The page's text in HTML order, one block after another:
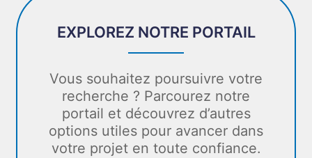
EXPLOREZ NOTRE PORTAIL
Vous souhaitez poursuivre votre
recherche ? Parcourez notre
portail et découvrez d’autres
options utiles pour avancer dans
votre projet en toute confiance.